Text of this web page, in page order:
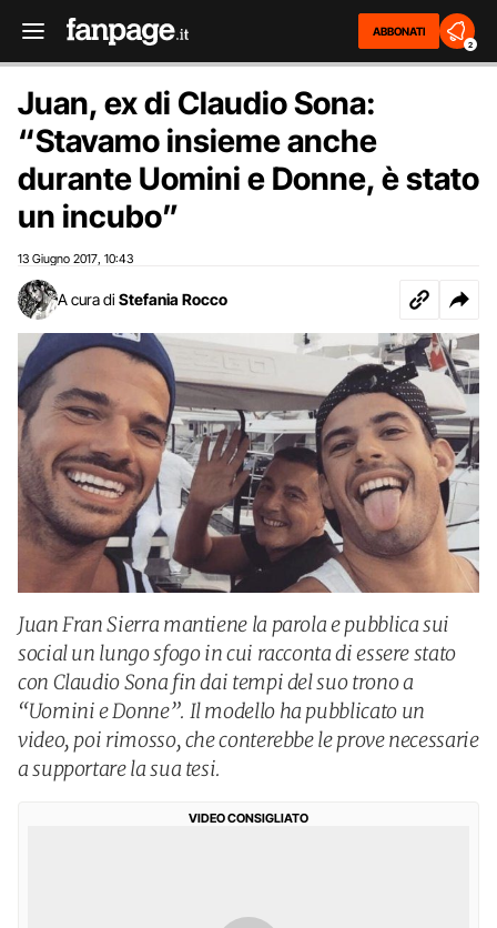
ABBONATI
2
Juan, ex di Claudio Sona:
“Stavamo insieme anche
durante Uomini e Donne, è stato
un incubo”
13 Giugno 2017 10:43
A cura di Stefania Rocco
Juan Fran Sierra mantiene la parola e pubblica sui
social un lungo sfogo in cui racconta di essere stato
con Claudio Sona fin dai tempi del suo trono a
“Uomini e Donne”. Il modello ha pubblicato un
video, poi rimosso, che conterebbe le prove necessarie
a supportare la sua tesi.
VIDEO CONSIGLIATO